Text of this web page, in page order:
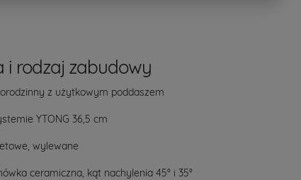
i rodzaj zabudowy
z użytkowym poddaszem
YTONG 36,5 cm
wylewane
ceramiczna, kąt nachylenia 45° i 35°